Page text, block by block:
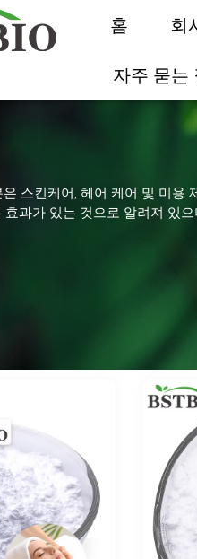
홈 회
자주 묻는
스킨케어, 헤어 케어 및 미용
효과가 있는 것으로 알려져 있